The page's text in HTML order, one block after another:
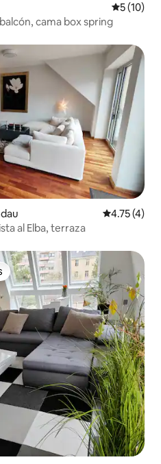
5 (10)
cama box spring
Calificación
4.75 (4)
Ático exclusivo de 122 m², vista al Elba, terraza